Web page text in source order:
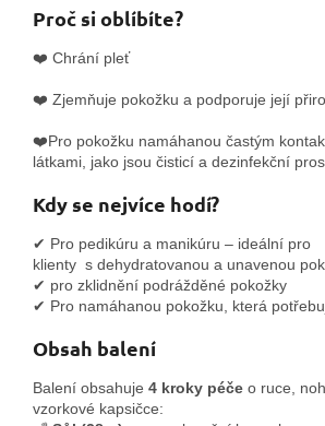
Proč si oblíbíte?
❤️ Chrání pleť
❤️ Zjemňuje pokožku a podporuje její
❤️Pro pokožku namáhanou častým
látkami, jako jsou čisticí a dezinfekční
Kdy se nejvíce hodí?
✔ Pro pedikúru a manikúru – ideální pro
klienty s dehydratovanou a unavenou
✔ pro zklidnění podrážděné pokožky
✔ Pro namáhanou pokožku, která
Obsah balení
Balení obsahuje 4 kroky péče o ruce,
vzorkové kapsičce: